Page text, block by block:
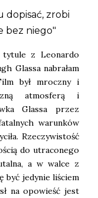
dopisać, zrobi
bez niego"
z Leonardo
Glassa nabrałam
był mroczny i
atmosferą i
Glassa przez
warunków
Rzeczywistość
do utraconego
a w walce z
być jedynie liściem
na opowieść jest